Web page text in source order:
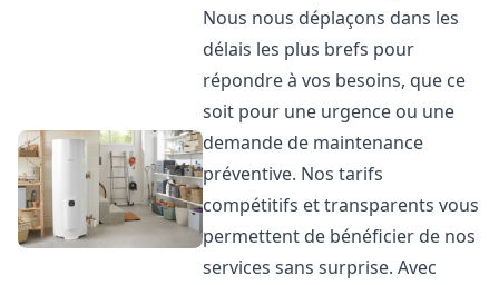
Nous nous déplaçons dans les
délais les plus brefs pour
répondre à vos besoins, que ce
soit pour une urgence ou une
demande de maintenance
préventive. Nos tarifs
compétitifs et transparents vous
permettent de bénéficier de nos
services sans surprise. Avec